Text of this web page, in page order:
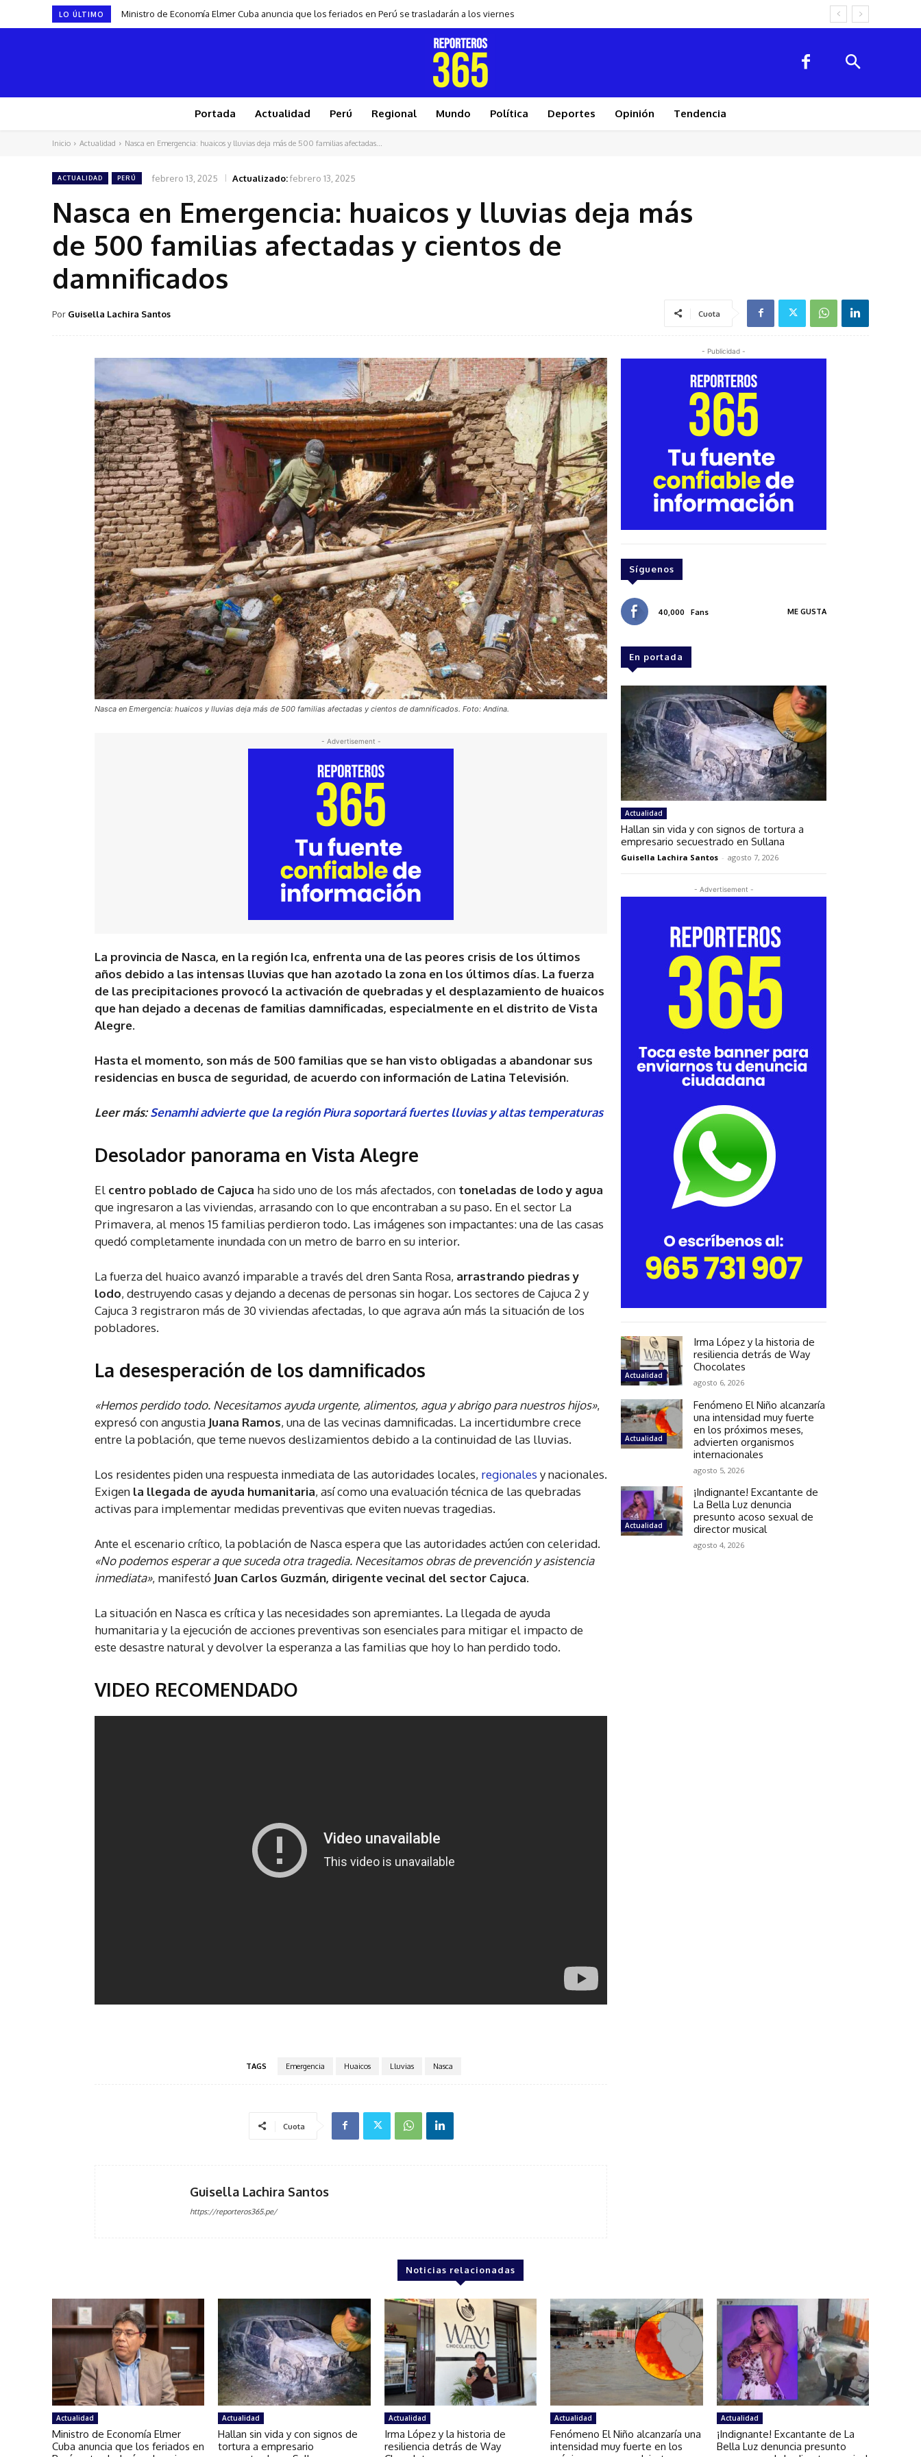
LO ÚLTIMO Ministro de Economía Elmer Cuba anuncia que los feriados en Perú se trasladarán a los viernes
Portada Actualidad Perú Regional Mundo Política Deportes Opinión Tendencia
Inicio Actualidad Nasca en Emergencia: huaicos y lluvias deja más de 500 familias afectadas...
ACTUALIDAD PERÚ febrero 13, 2025 Actualizado:febrero 13, 2025
Nasca en Emergencia: huaicos y lluvias deja más
de 500 familias afectadas y cientos de
damnificados
Por Guisella Lachira Santos Cuota
Nasca en Emergencia: huaicos y lluvias deja más de 500 familias afectadas y cientos de damnificados. Foto: Andina.
- Advertisement -
La provincia de Nasca, en la región Ica, enfrenta una de las peores crisis de los últimos
años debido a las intensas lluvias que han azotado la zona en los últimos días. La fuerza
de las precipitaciones provocó la activación de quebradas y el desplazamiento de huaicos
que han dejado a decenas de familias damnificadas, especialmente en el distrito de Vista
Alegre.
Hasta el momento, son más de 500 familias que se han visto obligadas a abandonar sus
residencias en busca de seguridad, de acuerdo con información de Latina Televisión.
Leer más:Senamhi advierte que la región Piura soportará fuertes lluvias y altas temperaturas
Desolador panorama en Vista Alegre
El centro poblado de Cajuca ha sido uno de los más afectados, con toneladas de lodo y agua
que ingresaron a las viviendas, arrasando con lo que encontraban a su paso. En el sector La
Primavera, al menos 15 familias perdieron todo. Las imágenes son impactantes: una de las casas
quedó completamente inundada con un metro de barro en su interior.
La fuerza del huaico avanzó imparable a través del dren Santa Rosa, arrastrando piedras y
lodo, destruyendo casas y dejando a decenas de personas sin hogar. Los sectores de Cajuca 2 y
Cajuca 3 registraron más de 30 viviendas afectadas, lo que agrava aún más la situación de los
pobladores.
La desesperación de los damnificados
«Hemos perdido todo. Necesitamos ayuda urgente, alimentos, agua y abrigo para nuestros hijos»,
expresó con angustia Juana Ramos, una de las vecinas damnificadas. La incertidumbre crece
entre la población, que teme nuevos deslizamientos debido a la continuidad de las lluvias.
Los residentes piden una respuesta inmediata de las autoridades locales, regionales y nacionales.
Exigen la llegada de ayuda humanitaria, así como una evaluación técnica de las quebradas
activas para implementar medidas preventivas que eviten nuevas tragedias.
Ante el escenario crítico, la población de Nasca espera que las autoridades actúen con celeridad.
«No podemos esperar a que suceda otra tragedia. Necesitamos obras de prevención y asistencia
inmediata», manifestó Juan Carlos Guzmán, dirigente vecinal del sector Cajuca.
La situación en Nasca es crítica y las necesidades son apremiantes. La llegada de ayuda
humanitaria y la ejecución de acciones preventivas son esenciales para mitigar el impacto de
este desastre natural y devolver la esperanza a las familias que hoy lo han perdido todo.
VIDEO RECOMENDADO
TAGS Emergencia Huaicos Lluvias Nasca
Cuota
Guisella Lachira Santos
https://reporteros365.pe/
- Publicidad -
Síguenos
40,000 Fans ME GUSTA
En portada
Actualidad
Hallan sin vida y con signos de tortura a
empresario secuestrado en Sullana
Guisella Lachira Santos - agosto 7, 2026
- Advertisement -
Actualidad
Irma López y la historia de
resiliencia detrás de Way
Chocolates
agosto 6, 2026
Actualidad
Fenómeno El Niño alcanzaría
una intensidad muy fuerte
en los próximos meses,
advierten organismos
internacionales
agosto 5, 2026
Actualidad
¡Indignante! Excantante de
La Bella Luz denuncia
presunto acoso sexual de
director musical
agosto 4, 2026
Noticias relacionadas
Actualidad
Ministro de Economía Elmer
Cuba anuncia que los feriados en
Actualidad
Hallan sin vida y con signos de
tortura a empresario
Actualidad
Irma López y la historia de
resiliencia detrás de Way
Actualidad
Fenómeno El Niño alcanzaría una
intensidad muy fuerte en los
Actualidad
¡Indignante! Excantante de La
Bella Luz denuncia presunto